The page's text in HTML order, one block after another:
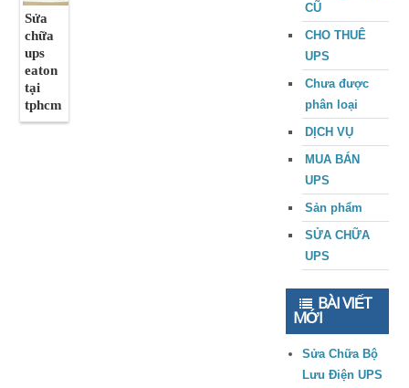
Sửa
chữa
ups
eaton
tại
tphcm
CŨ
CHO THUÊ
UPS
Chưa được
phân loại
DỊCH VỤ
MUA BÁN
UPS
Sản phẩm
SỬA CHỮA
UPS
BÀI VIẾT
MỚI
Sửa Chữa Bộ
Lưu Điện UPS